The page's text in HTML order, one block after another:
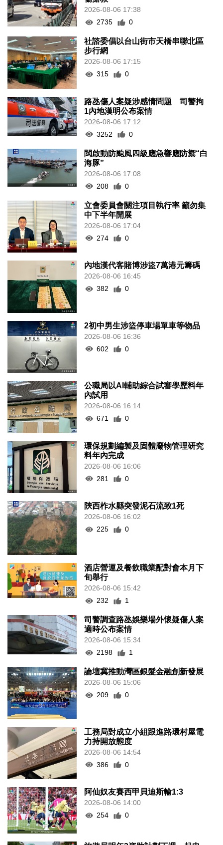
2026-08-06 17:38
2735
0
社諮委倡以台山街市天橋串聯北區
步行網
2026-08-06 17:15
315
0
路氹傷人案疑涉感情問題 司警拘
1內地漢明公布案情
2026-08-06 17:12
3252
0
閩啟動防颱風四級應急響應防禦“白
海豚”
2026-08-06 17:08
208
0
立會委員會關注項目執行率 籲勿集
中下半年開展
2026-08-06 17:04
274
0
內地漢代客賭博涉盜7萬港元籌碼
2026-08-06 16:45
382
0
2初中男生涉盜停車場單車等物品
2026-08-06 16:36
602
0
公職局以AI輔助綜合試審學歷料年
內試用
2026-08-06 16:14
671
0
環保規劃編製及固體廢物管理研究
料年內完成
2026-08-06 16:06
281
0
陝西柞水縣突發泥石流致1死
2026-08-06 16:02
225
0
酒店營運及餐飲職業配對會本月下
旬舉行
2026-08-06 15:42
232
1
司警調查路氹娛樂場外懷疑傷人案
適時公布案情
2026-08-06 15:34
2198
1
論壇冀推動灣區銀髮金融創新發展
2026-08-06 15:06
209
0
工務局對成立小組跟進路環村屋電
力持開放態度
2026-08-06 14:54
386
0
阿仙奴友賽西甲貝迪斯輸1:3
2026-08-06 14:00
254
0